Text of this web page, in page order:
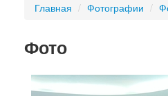
Главная / Фотографии /
Фото